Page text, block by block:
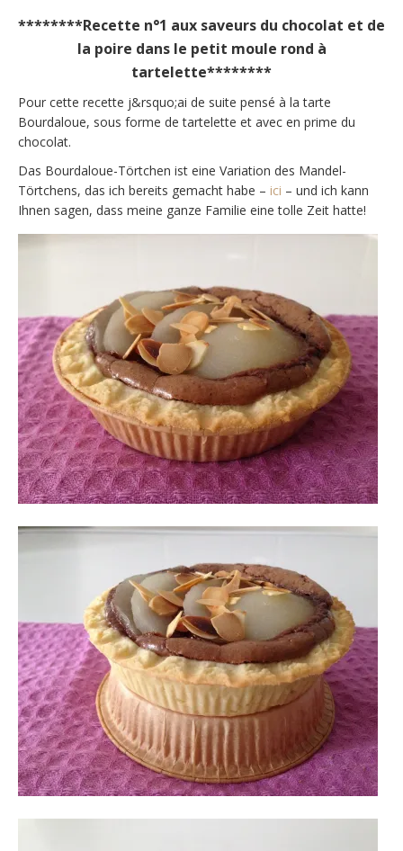
********Recette n°1 aux saveurs du chocolat et de
la poire dans le petit moule rond à
tartelette********
Pour cette recette j&rsquo;ai de suite pensé à la tarte
Bourdaloue, sous forme de tartelette et avec en prime du
chocolat.
Das Bourdaloue-Törtchen ist eine Variation des Mandel-
Törtchens, das ich bereits gemacht habe – ici – und ich kann
Ihnen sagen, dass meine ganze Familie eine tolle Zeit hatte!